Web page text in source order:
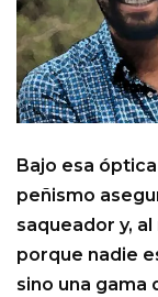
Bajo esa
peñismo
saqueador y,
porque nadie
sino una gama